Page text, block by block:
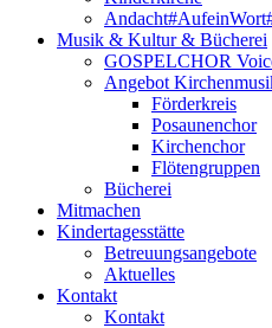
Musik & Kultur & Bücherei
GOSPELCHOR
Angebot
Förderkreis
Posaunenchor
Kirchenchor
Flötengruppen
Bücherei
Mitmachen
Kindertagesstätte
Betreuungsangebote
Aktuelles
Kontakt
Kontakt